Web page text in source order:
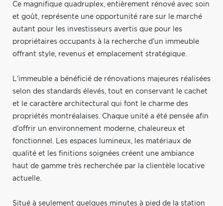
Ce magnifique quadruplex, entièrement rénové avec soin
et goût, représente une opportunité rare sur le marché
autant pour les investisseurs avertis que pour les
propriétaires occupants à la recherche d'un immeuble
offrant style, revenus et emplacement stratégique.
L'immeuble a bénéficié de rénovations majeures réalisées
selon des standards élevés, tout en conservant le cachet
et le caractère architectural qui font le charme des
propriétés montréalaises. Chaque unité a été pensée afin
d'offrir un environnement moderne, chaleureux et
fonctionnel. Les espaces lumineux, les matériaux de
qualité et les finitions soignées créent une ambiance
haut de gamme très recherchée par la clientèle locative
actuelle.
Situé à seulement quelques minutes à pied de la station